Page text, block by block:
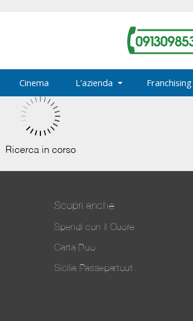
Cinema L'azienda Franchising
Ricerca in corso
Scopri anche
Spendi con il Cuore
Carta Duo
Sicilia Passepartout